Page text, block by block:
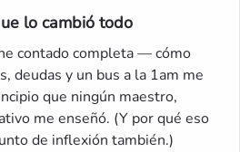
lo cambió todo
contado completa — cómo
deudas y un bus a la 1am me
que ningún maestro,
me enseñó. (Y por qué eso
de inflexión también.)